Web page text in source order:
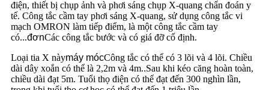
điện, thiết bị chụp ảnh và phơi sáng chụp X-quang chẩn đoán y
tế. Công tắc cầm tay phơi sáng X-quang, sử dụng công tắc vi
mạch OMRON làm tiếp điểm, là một công tắc cầm tay
có...đơnCác công tắc bước và có giá đỡ cố định.
Loại tia X nàymáy mócCông tắc có thể có 3 lõi và 4 lõi. Chiều
dài dây xoắn có thể là 2,2m và 4m..Sau khi kéo căng hoàn toàn,
chiều dài đạt 5m. Tuổi thọ điện có thể đạt đến 300 nghìn lần,